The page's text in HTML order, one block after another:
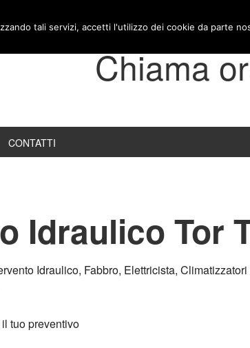
Chiama
CONTATTI
Idraulico Tor
Idraulico, Fabbro, Elettricista,
tali servizi, accetti l'utilizzo dei cookie da parte